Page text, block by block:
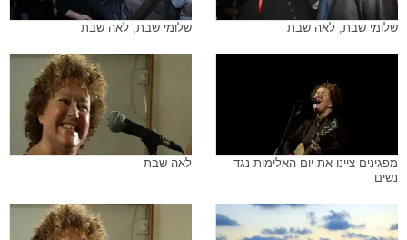
שלומי שבת, לאה שבת שלומי שבת, לאה שבת
מפגינים ציינו את יום האלימות נגד
נשים
לאה שבת